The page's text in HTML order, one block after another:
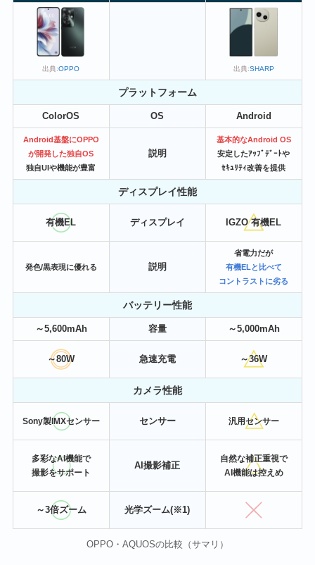
出典:OPPO 出典:SHARP
プラットフォーム
ColorOS OS Android
Android基盤にOPPO
が開発した独自OS
独自UIや機能が豊富
説明
基本的なAndroid OS
安定したｱｯﾌﾟﾃﾞｰﾄや
ｾｷｭﾘﾃｨ改善を提供
ディスプレイ性能
有機EL ディスプレイ IGZO 有機EL
発色/黒表現に優れる 説明
省電力だが
有機ELと比べて
コントラストに劣る
バッテリー性能
～5,600mAh 容量 ～5,000mAh
～80W 急速充電 ～36W
カメラ性能
Sony製IMXセンサー センサー 汎用センサー
多彩なAI機能で
撮影をサポート
AI撮影補正
自然な補正重視で
AI機能は控えめ
～3倍ズーム 光学ズーム(※1)
OPPO・AQUOSの比較（サマリ）